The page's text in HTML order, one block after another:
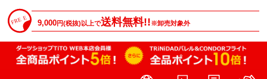
9,000円(税抜)以上で送料無料!!※卸売対象外